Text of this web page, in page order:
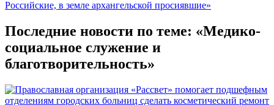
Российские, в земле архангельской просиявшие»
Последние новости по теме: «Медико-
социальное служение и
благотворительность»